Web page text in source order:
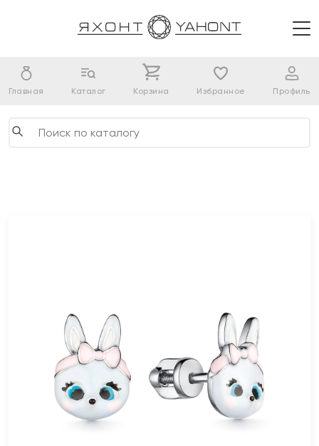
Главная Каталог Корзина Избранное Профиль